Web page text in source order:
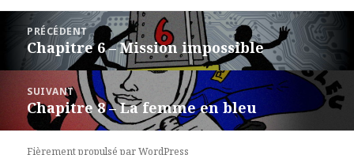
Navigation
l’article
PRÉCÉDENT
Article
précédent :
Chapitre 6 – Mission impossible
SUIVANT
Article
suivant :
Chapitre 8 – La femme en bleu
Fièrement propulsé par WordPress